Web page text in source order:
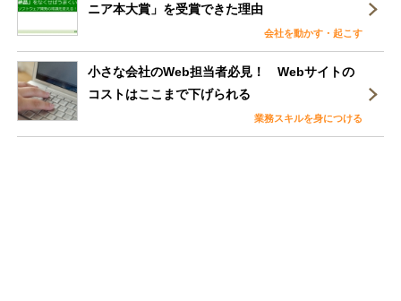
ニア本大賞」を受賞できた理由
会社を動かす・起こす
小さな会社のWeb担当者必見！ Webサイトの
コストはここまで下げられる
業務スキルを身につける